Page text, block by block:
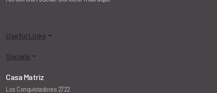
Useful Links
Socials
Casa Matriz
Los Conquistadores 2722